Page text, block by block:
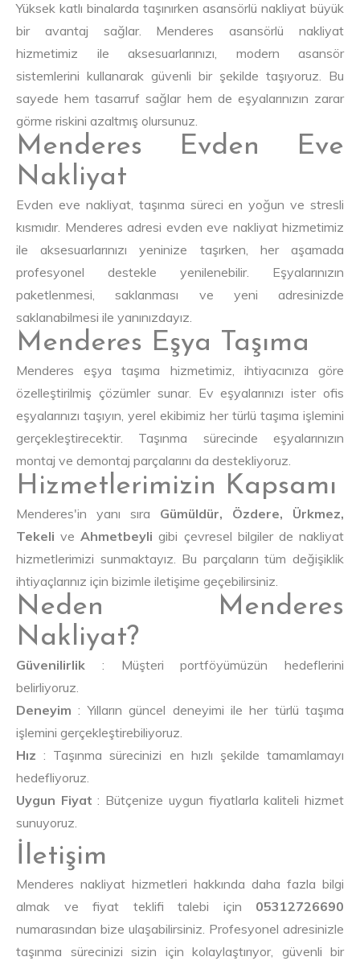
Yüksek katlı binalarda taşınırken asansörlü nakliyat büyük
bir avantaj sağlar. Menderes asansörlü nakliyat
hizmetimiz ile aksesuarlarınızı, modern asansör
sistemlerini kullanarak güvenli bir şekilde taşıyoruz. Bu
sayede hem tasarruf sağlar hem de eşyalarınızın zarar
görme riskini azaltmış olursunuz.
Menderes Evden Eve
Nakliyat
Evden eve nakliyat, taşınma süreci en yoğun ve stresli
kısmıdır. Menderes adresi evden eve nakliyat hizmetimiz
ile aksesuarlarınızı yeninize taşırken, her aşamada
profesyonel destekle yenilenebilir. Eşyalarınızın
paketlenmesi, saklanması ve yeni adresinizde
saklanabilmesi ile yanınızdayız.
Menderes Eşya Taşıma
Menderes eşya taşıma hizmetimiz, ihtiyacınıza göre
özelleştirilmiş çözümler sunar. Ev eşyalarınızı ister ofis
eşyalarınızı taşıyın, yerel ekibimiz her türlü taşıma işlemini
gerçekleştirecektir. Taşınma sürecinde eşyalarınızın
montaj ve demontaj parçalarını da destekliyoruz.
Hizmetlerimizin Kapsamı
Menderes'in yanı sıra Gümüldür, Özdere, Ürkmez,
Tekeli ve Ahmetbeyli gibi çevresel bilgiler de nakliyat
hizmetlerimizi sunmaktayız. Bu parçaların tüm değişiklik
ihtiyaçlarınız için bizimle iletişime geçebilirsiniz.
Neden Menderes
Nakliyat?
Güvenilirlik : Müşteri portföyümüzün hedeflerini
belirliyoruz.
Deneyim : Yılların güncel deneyimi ile her türlü taşıma
işlemini gerçekleştirebiliyoruz.
Hız : Taşınma sürecinizi en hızlı şekilde tamamlamayı
hedefliyoruz.
Uygun Fiyat : Bütçenize uygun fiyatlarla kaliteli hizmet
sunuyoruz.
İletişim
Menderes nakliyat hizmetleri hakkında daha fazla bilgi
almak ve fiyat teklifi talebi için 05312726690
numarasından bize ulaşabilirsiniz. Profesyonel adresinizle
taşınma sürecinizi sizin için kolaylaştırıyor, güvenli bir